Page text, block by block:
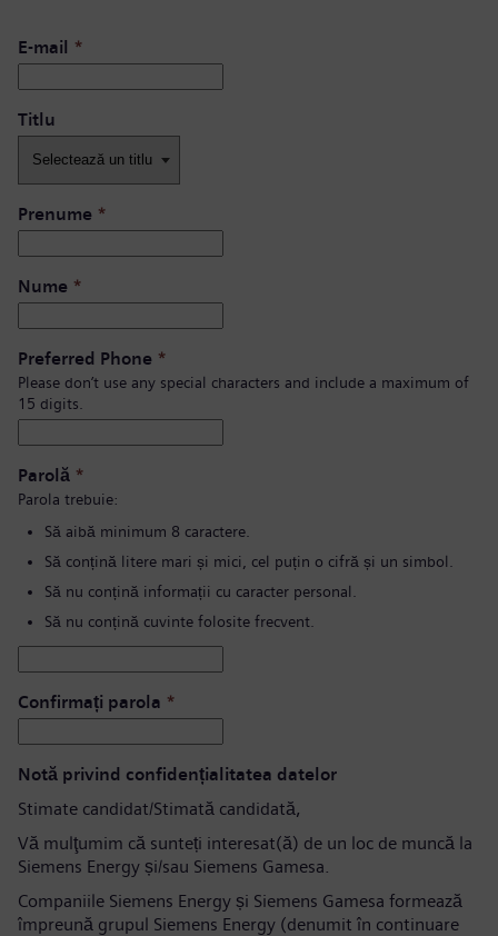
E-mail *
Titlu
Prenume *
Nume *
Preferred Phone *
Please don’t use any special characters and include a maximum of
15 digits.
Parolă *
Parola trebuie:
Să aibă minimum 8 caractere.
Să conțină litere mari și mici, cel puțin o cifră și un simbol.
Să nu conțină informații cu caracter personal.
Să nu conțină cuvinte folosite frecvent.
Confirmați parola *
Notă privind confidențialitatea datelor
Stimate candidat/Stimată candidată,
Vă mulţumim că sunteți interesat(ă) de un loc de muncă la
Siemens Energy și/sau Siemens Gamesa.
Companiile Siemens Energy și Siemens Gamesa formează
împreună grupul Siemens Energy (denumit în continuare